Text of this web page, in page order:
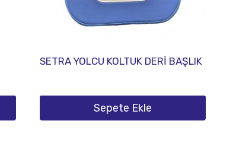
SETRA YOLCU KOLTUK DERİ BAŞLIK
Sepete Ekle